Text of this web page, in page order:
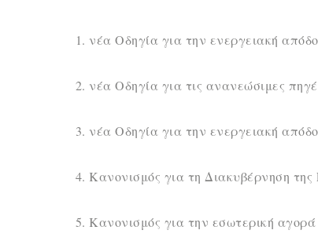
νέα Οδηγία για την ενεργειακή
νέα Οδηγία για τις ανανεώσιμες
νέα Οδηγία για την ενεργειακή
Κανονισμός για τη Διακυβέρνηση
Κανονισμός για την εσωτερική αγορά